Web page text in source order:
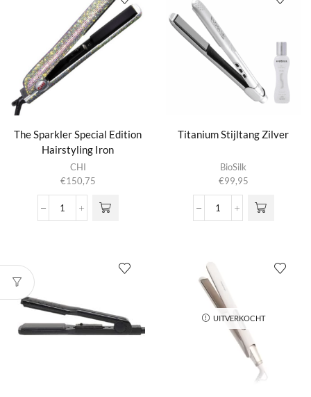
The Sparkler Special Edition
Hairstyling Iron
CHI
€150,75
The
Titanium Stijltang Zilver
BioSilk
€99,95
Titanium
UITVERKOCHT